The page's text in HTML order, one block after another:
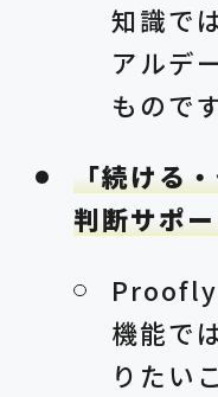
知識で
アルデ
ものです
「続ける
判断サポ
Proofly
機能で
りたい